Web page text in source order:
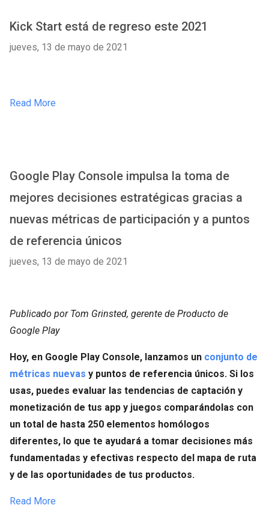
Kick Start está de regreso este 2021
jueves, 13 de mayo de 2021
Read More
Google Play Console impulsa la toma de
mejores decisiones estratégicas gracias a
nuevas métricas de participación y a puntos
de referencia únicos
jueves, 13 de mayo de 2021
Publicado por Tom Grinsted, gerente de Producto de
Google Play
Hoy, en Google Play Console, lanzamos un conjunto de
métricas nuevas y puntos de referencia únicos. Si los
usas, puedes evaluar las tendencias de captación y
monetización de tus app y juegos comparándolas con
un total de hasta 250 elementos homólogos
diferentes, lo que te ayudará a tomar decisiones más
fundamentadas y efectivas respecto del mapa de ruta
y de las oportunidades de tus productos.
Read More